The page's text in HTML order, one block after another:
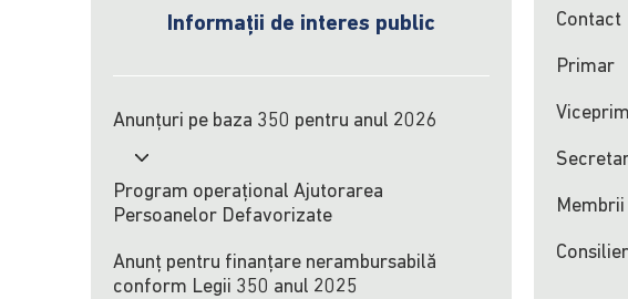
Contact
Primar
Informații de interes public
Anunțuri pe baza 350 pentru anul 2026
Program operațional Ajutorarea
Persoanelor Defavorizate
Anunț pentru finanțare nerambursabilă
conform Legii 350 anul 2025